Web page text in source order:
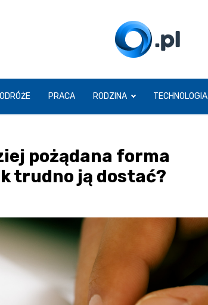
O.pl
PRACA RODZINA TECHNOLOGIA
pożądana forma
trudno ją dostać?